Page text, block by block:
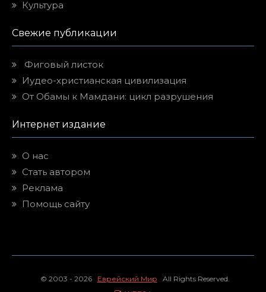
Культура
Свежие публикации
Фиговый листок
Иудео-христианская цивилизация
От Обамы к Мамдани: цикл разрушения
Интернет издание
О нас
Стать автором
Реклама
Помощь сайту
© 2003 - 2026 Еврейский Мир All Rights Reserved.